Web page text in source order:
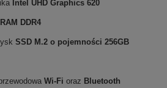
Intel UHD Graphics 620
DDR4
SSD M.2 o pojemności 256GB
Wi-Fi oraz Bluetooth